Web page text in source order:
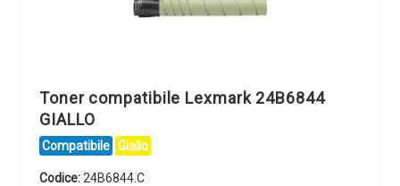
Toner compatibile Lexmark 24B6844
GIALLO
Compatibile Giallo
Codice: 24B6844.C